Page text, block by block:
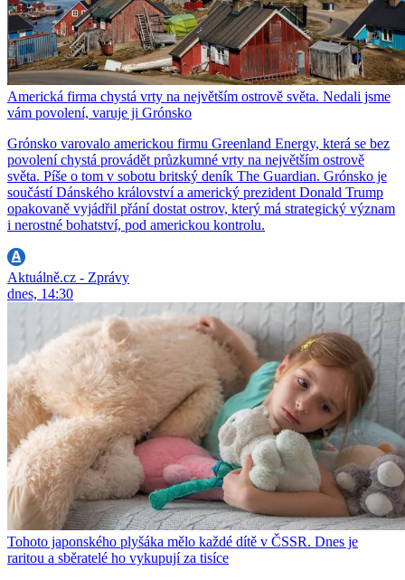
Americká firma chystá vrty na největším ostrově světa. Nedali jsme
vám povolení, varuje ji Grónsko
Grónsko varovalo americkou firmu Greenland Energy, která se bez
povolení chystá provádět průzkumné vrty na největším ostrově
světa. Píše o tom v sobotu britský deník The Guardian. Grónsko je
součástí Dánského království a americký prezident Donald Trump
opakovaně vyjádřil přání dostat ostrov, který má strategický význam
i nerostné bohatství, pod americkou kontrolu.
Aktuálně.cz - Zprávy
dnes, 14:30
Tohoto japonského plyšáka mělo každé dítě v ČSSR. Dnes je
raritou a sběratelé ho vykupují za tisíce